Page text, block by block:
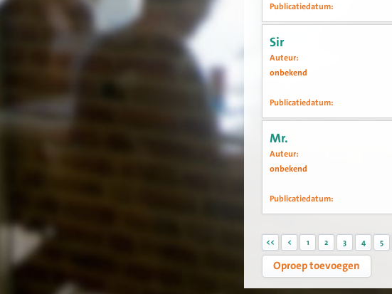
Publicatiedatum:
29 oktober 2025
Sir
Auteur:
onbekend
Publicatiedatum:
24 oktober 2025
Mr.
Auteur:
onbekend
Publicatiedatum:
21 oktober 2025
<< < 1 2 3 4 5
Oproep toevoegen